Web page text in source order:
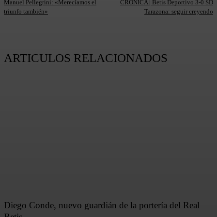
Manuel Pellegrini: «Merecíamos el
triunfo también»
CRÓNICA | Betis Deportivo 3-0 SD
Tarazona: seguir creyendo
ARTICULOS RELACIONADOS
Diego Conde, nuevo guardián de la portería del Real